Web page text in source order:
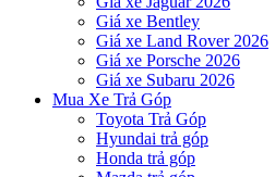
Giá xe Bentley
Giá xe Land Rover 2026
Giá xe Porsche 2026
Giá xe Subaru 2026
Mua Xe Trả Góp
Toyota Trả Góp
Hyundai trả góp
Honda trả góp